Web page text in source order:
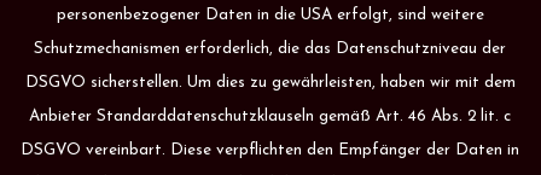
personenbezogener Daten in die USA erfolgt, sind weitere
Schutzmechanismen erforderlich, die das Datenschutzniveau der
DSGVO sicherstellen. Um dies zu gewährleisten, haben wir mit dem
Anbieter Standarddatenschutzklauseln gemäß Art. 46 Abs. 2 lit. c
DSGVO vereinbart. Diese verpflichten den Empfänger der Daten in